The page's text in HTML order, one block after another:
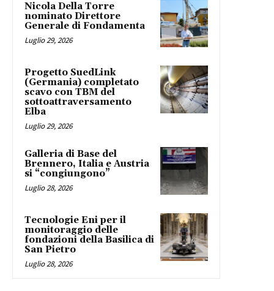
Nicola Della Torre
nominato Direttore
Generale di Fondamenta
Luglio 29, 2026
Progetto SuedLink
(Germania) completato
scavo con TBM del
sottoattraversamento
Elba
Luglio 29, 2026
Galleria di Base del
Brennero, Italia e Austria
si “congiungono”
Luglio 28, 2026
Tecnologie Eni per il
monitoraggio delle
fondazioni della Basilica di
San Pietro
Luglio 28, 2026